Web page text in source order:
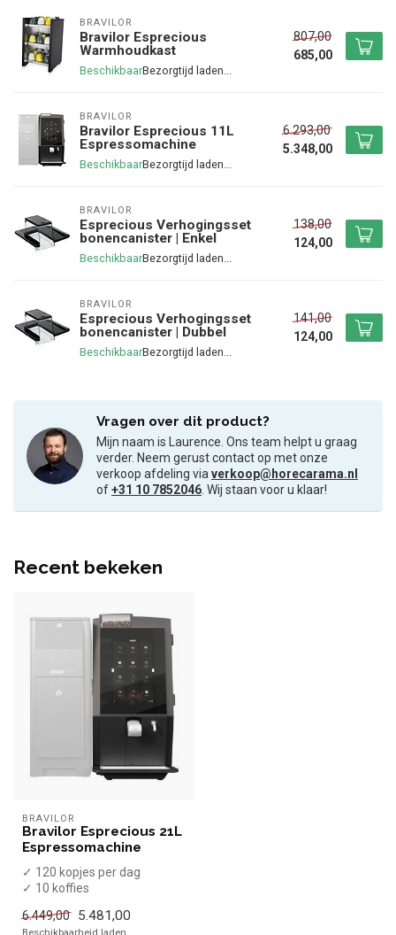
BRAVILOR
Bravilor Esprecious
Warmhoudkast
Beschikbaar
807,00
685,00
BRAVILOR
Bravilor Esprecious 11L
Espressomachine
Beschikbaar
6.293,00
5.348,00
BRAVILOR
Esprecious Verhogingsset
bonencanister | Enkel
Beschikbaar
138,00
124,00
BRAVILOR
Esprecious Verhogingsset
bonencanister | Dubbel
Beschikbaar
141,00
124,00
Vragen over dit product?
Mijn naam is Laurence. Ons team helpt u graag
verder. Neem gerust contact op met onze
verkoop afdeling viaverkoop@horecarama.nl
of+31 10 7852046. Wij staan voor u klaar!
Recent bekeken
BRAVILOR
Bravilor Esprecious 21L
Espressomachine
✓ 120 kopjes per dag
✓ 10 koffies
Chocolademelk /
6.449,00 5.481,00
Beschikbaarheid laden..